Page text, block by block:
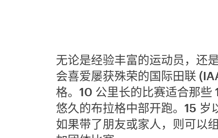
无论是经验丰富的运动员，还
会喜爱屡获殊荣的国际田联
格。10 公里长的比赛适合那些
悠久的布拉格中部开跑。15 岁
如果带了朋友或家人，则可以